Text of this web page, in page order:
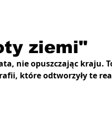
ziemi"
nie opuszczając kraju.
które odtworzyły te